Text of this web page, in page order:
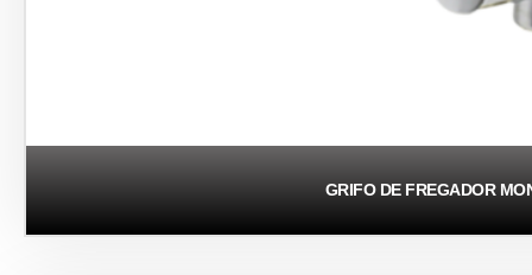
GRIFO DE FREGADOR